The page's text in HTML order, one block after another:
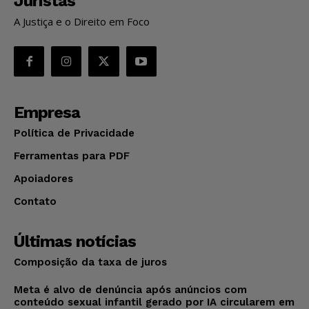
A Justiça e o Direito em Foco
Empresa
Política de Privacidade
Ferramentas para PDF
Apoiadores
Contato
Últimas notícias
Composição da taxa de juros
Meta é alvo de denúncia após anúncios com
conteúdo sexual infantil gerado por IA circularem em